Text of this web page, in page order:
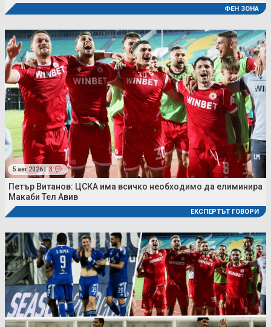
ФЕН ЗОНА
5 авг 2026 | 3
Петър Витанов: ЦСКА има всичко необходимо да елиминира
Макаби Тел Авив
ЕКСПЕРТЪТ ГОВОРИ